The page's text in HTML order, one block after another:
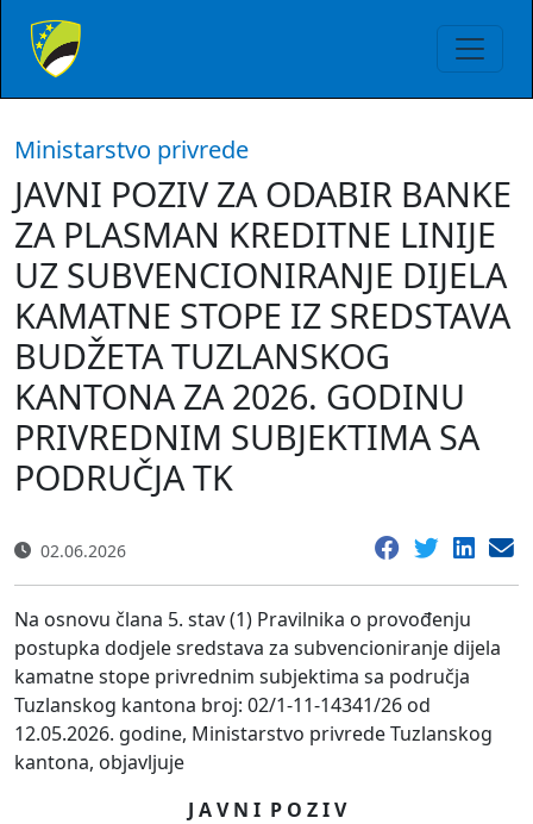
Ministarstvo privrede
JAVNI POZIV ZA ODABIR BANKE
ZA PLASMAN KREDITNE LINIJE
UZ SUBVENCIONIRANJE DIJELA
KAMATNE STOPE IZ SREDSTAVA
BUDŽETA TUZLANSKOG
KANTONA ZA 2026. GODINU
PRIVREDNIM SUBJEKTIMA SA
PODRUČJA TK
02.06.2026
Na osnovu člana 5. stav (1) Pravilnika o provođenju
postupka dodjele sredstava za subvencioniranje dijela
kamatne stope privrednim subjektima sa područja
Tuzlanskog kantona broj: 02/1-11-14341/26 od
12.05.2026. godine, Ministarstvo privrede Tuzlanskog
kantona, objavljuje
J A V N I P O Z I V